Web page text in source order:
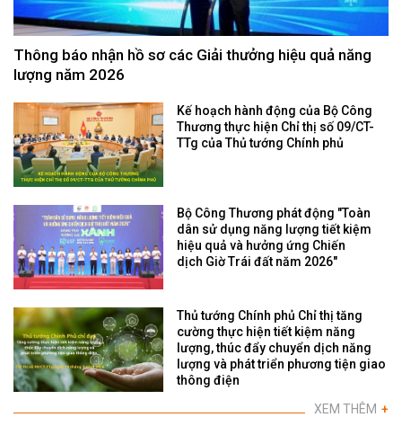
Thông báo nhận hồ sơ các Giải thưởng hiệu quả năng
lượng năm 2026
Kế hoạch hành động của Bộ Công
Thương thực hiện Chỉ thị số 09/CT-
TTg của Thủ tướng Chính phủ
Bộ Công Thương phát động "Toàn
dân sử dụng năng lượng tiết kiệm
hiệu quả và hưởng ứng Chiến
dịch Giờ Trái đất năm 2026"
Thủ tướng Chính phủ Chỉ thị tăng
cường thực hiện tiết kiệm năng
lượng, thúc đẩy chuyển dịch năng
lượng và phát triển phương tiện giao
thông điện
XEM THÊM +